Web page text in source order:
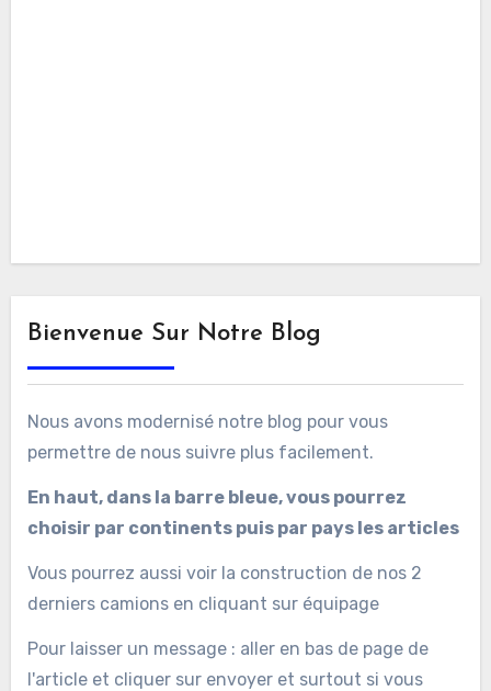
Bienvenue Sur Notre Blog
Nous avons modernisé notre blog pour vous
permettre de nous suivre plus facilement.
En haut, dans la barre bleue, vous pourrez
choisir par continents puis par pays les articles
Vous pourrez aussi voir la construction de nos 2
derniers camions en cliquant sur équipage
Pour laisser un message : aller en bas de page de
l'article et cliquer sur envoyer et surtout si vous